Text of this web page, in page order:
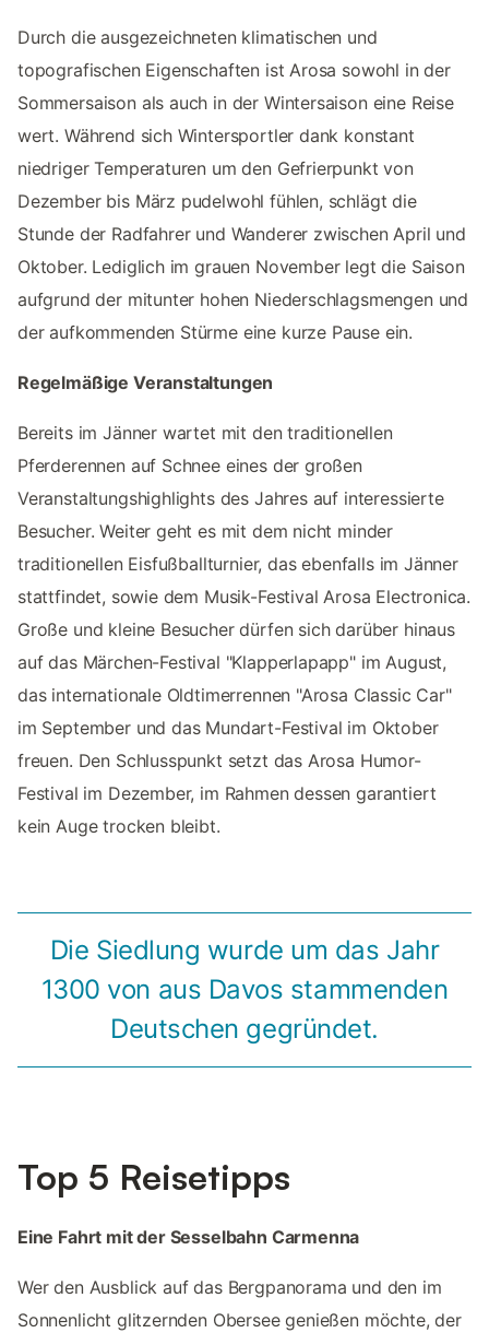
Durch die ausgezeichneten klimatischen und
topografischen Eigenschaften ist Arosa sowohl in der
Sommersaison als auch in der Wintersaison eine Reise
wert. Während sich Wintersportler dank konstant
niedriger Temperaturen um den Gefrierpunkt von
Dezember bis März pudelwohl fühlen, schlägt die
Stunde der Radfahrer und Wanderer zwischen April und
Oktober. Lediglich im grauen November legt die Saison
aufgrund der mitunter hohen Niederschlagsmengen und
der aufkommenden Stürme eine kurze Pause ein.
Regelmäßige Veranstaltungen
Bereits im Jänner wartet mit den traditionellen
Pferderennen auf Schnee eines der großen
Veranstaltungshighlights des Jahres auf interessierte
Besucher. Weiter geht es mit dem nicht minder
traditionellen Eisfußballturnier, das ebenfalls im Jänner
stattfindet, sowie dem Musik-Festival Arosa Electronica.
Große und kleine Besucher dürfen sich darüber hinaus
auf das Märchen-Festival "Klapperlapapp" im August,
das internationale Oldtimerrennen "Arosa Classic Car"
im September und das Mundart-Festival im Oktober
freuen. Den Schlusspunkt setzt das Arosa Humor-
Festival im Dezember, im Rahmen dessen garantiert
kein Auge trocken bleibt.
Die Siedlung wurde um das Jahr
1300 von aus Davos stammenden
Deutschen gegründet.
Top 5 Reisetipps
Eine Fahrt mit der Sesselbahn Carmenna
Wer den Ausblick auf das Bergpanorama und den im
Sonnenlicht glitzernden Obersee genießen möchte, der